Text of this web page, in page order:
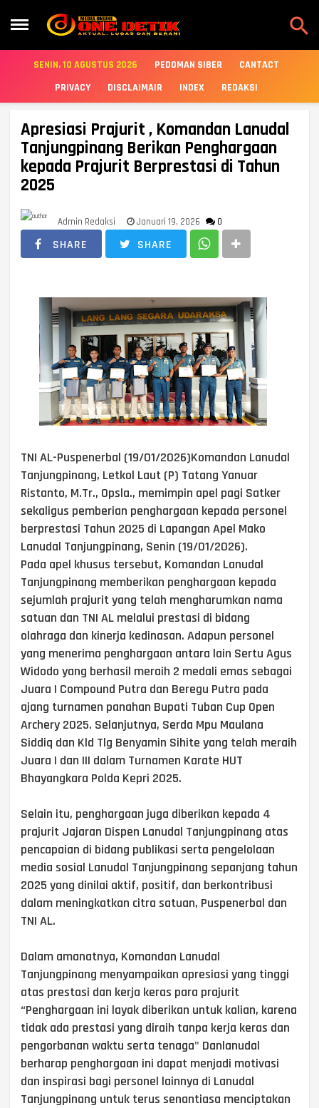

SENIN, 10 AGUSTUS 2026 PEDOMAN SIBER
CANTACT
PRIVACY
DISCLAIMAIR INDEX REDAKSI
Apresiasi Prajurit , Komandan Lanudal
Tanjungpinang Berikan Penghargaan
kepada Prajurit Berprestasi di Tahun
2025
Admin Redaksi Januari 19, 2026 0
SHARE SHARE
TNI AL-Puspenerbal (19/01/2026)Komandan Lanudal
Tanjungpinang, Letkol Laut (P) Tatang Yanuar
Ristanto, M.Tr., Opsla., memimpin apel pagi Satker
sekaligus pemberian penghargaan kepada personel
berprestasi Tahun 2025 di Lapangan Apel Mako
Lanudal Tanjungpinang, Senin (19/01/2026).
Pada apel khusus tersebut, Komandan Lanudal
Tanjungpinang memberikan penghargaan kepada
sejumlah prajurit yang telah mengharumkan nama
satuan dan TNI AL melalui prestasi di bidang
olahraga dan kinerja kedinasan. Adapun personel
yang menerima penghargaan antara lain Sertu Agus
Widodo yang berhasil meraih 2 medali emas sebagai
Juara I Compound Putra dan Beregu Putra pada
ajang turnamen panahan Bupati Tuban Cup Open
Archery 2025. Selanjutnya, Serda Mpu Maulana
Siddiq dan Kld Tlg Benyamin Sihite yang telah meraih
Juara I dan III dalam Turnamen Karate HUT
Bhayangkara Polda Kepri 2025.
Selain itu, penghargaan juga diberikan kepada 4
prajurit Jajaran Dispen Lanudal Tanjungpinang atas
pencapaian di bidang publikasi serta pengelolaan
media sosial Lanudal Tanjungpinang sepanjang tahun
2025 yang dinilai aktif, positif, dan berkontribusi
dalam meningkatkan citra satuan, Puspenerbal dan
TNI AL.
Dalam amanatnya, Komandan Lanudal
Tanjungpinang menyampaikan apresiasi yang tinggi
atas prestasi dan kerja keras para prajurit
“Penghargaan ini layak diberikan untuk kalian, karena
tidak ada prestasi yang diraih tanpa kerja keras dan
pengorbanan waktu serta tenaga" Danlanudal
berharap penghargaan ini dapat menjadi motivasi
dan inspirasi bagi personel lainnya di Lanudal
Tanjungpinang untuk terus senantiasa menciptakan